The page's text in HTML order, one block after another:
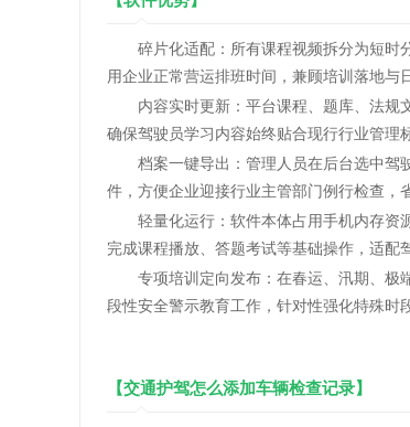
碎片化适配：所有课程视频拆分为短时分
用企业正常营运排班时间，兼顾培训落地与
内容实时更新：平台课程、题库、法规文
确保驾驶员学习内容始终贴合现行行业管理
档案一键导出：管理人员在后台选中驾驶
件，方便企业迎接行业主管部门例行检查，
轻量化运行：软件本体占用手机内存资源
完成课程播放、答题考试等基础操作，适配
专项培训定向发布：在春运、汛期、极端
段性安全警示教育工作，针对性强化特殊时
【交通护驾怎么添加车辆检查记录】